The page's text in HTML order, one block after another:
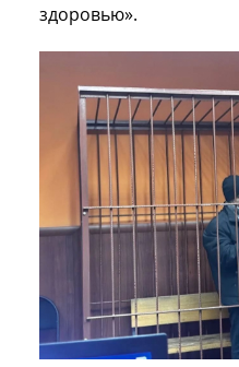
здоровью».